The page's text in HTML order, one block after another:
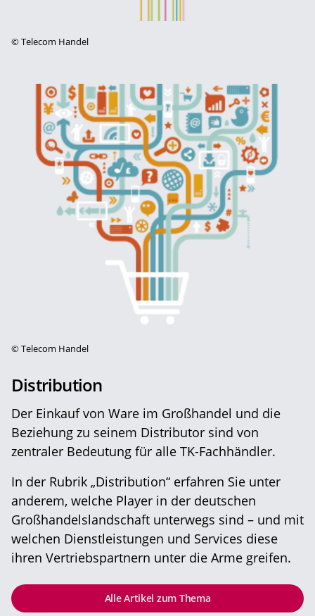
©Telecom Handel
©Telecom Handel
Distribution
Der Einkauf von Ware im Großhandel und die
Beziehung zu seinem Distributor sind von
zentraler Bedeutung für alle TK-Fachhändler.
In der Rubrik „Distribution“ erfahren Sie unter
anderem, welche Player in der deutschen
Großhandelslandschaft unterwegs sind – und mit
welchen Dienstleistungen und Services diese
ihren Vertriebspartnern unter die Arme greifen.
Alle Artikel zum Thema